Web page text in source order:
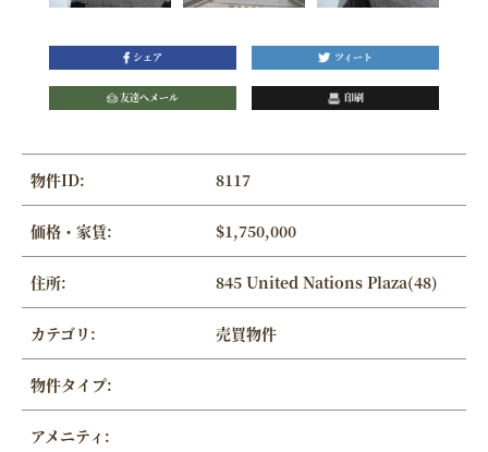
シェア ツィート
友達へメール 印刷
物件ID: 8117
価格・家賃: $1,750,000
住所: 845 United Nations Plaza(48)
カテゴリ: 売買物件
物件タイプ:
アメニティ: